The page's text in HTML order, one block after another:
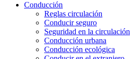
Conducción
Reglas circulación
Conducir seguro
Seguridad en la circulación
Conducción urbana
Conducción ecológica